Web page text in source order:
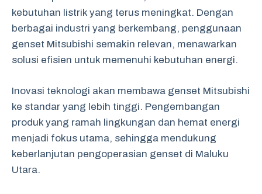
kebutuhan listrik yang terus meningkat. Dengan
berbagai industri yang berkembang, penggunaan
genset Mitsubishi semakin relevan, menawarkan
solusi efisien untuk memenuhi kebutuhan energi.
Inovasi teknologi akan membawa genset Mitsubishi
ke standar yang lebih tinggi. Pengembangan
produk yang ramah lingkungan dan hemat energi
menjadi fokus utama, sehingga mendukung
keberlanjutan pengoperasian genset di Maluku
Utara.